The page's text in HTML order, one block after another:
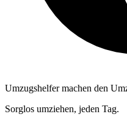
Umzugshelfer machen den
Sorglos umziehen, jeden Tag.